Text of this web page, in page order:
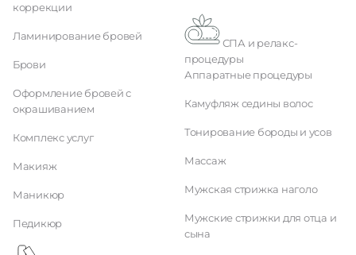
коррекции
Ламинирование бровей
Брови
Оформление бровей с
окрашиванием
Комплекс услуг
Макияж
Маникюр
Педикюр
процедуры
Аппаратные процедуры
Камуфляж седины волос
Тонирование бороды и усов
Массаж
Мужская стрижка наголо
Мужские стрижки для отца и
сына